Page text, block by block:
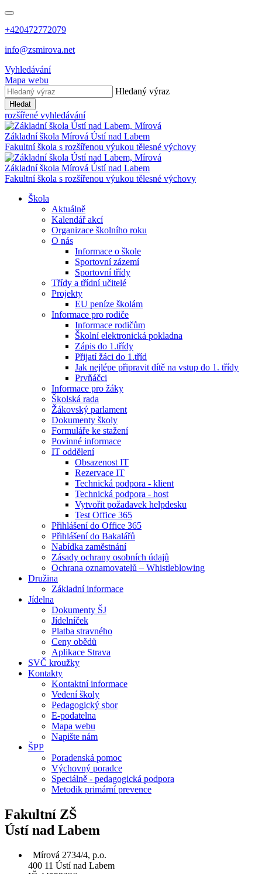
+420472772079
info@zsmirova.net
Vyhledávání
Mapa webu
Hledaný výraz
Hledat
rozšířené vyhledávání
Základní škola Mírová Ústí nad Labem
Fakultní škola s rozšířenou výukou tělesné výchovy
Základní škola Mírová Ústí nad Labem
Fakultní škola s rozšířenou výukou tělesné výchovy
Škola
Aktuálně
Kalendář akcí
Organizace školního roku
O nás
Informace o škole
Sportovní zázemí
Sportovní třídy
Třídy a třídní učitelé
Projekty
EU peníze školám
Informace pro rodiče
Informace rodičům
Školní elektronická pokladna
Zápis do 1.třídy
Přijatí žáci do 1.tříd
Jak nejlépe připravit dítě na vstup do 1. třídy
Prvňáčci
Informace pro žáky
Školská rada
Žákovský parlament
Dokumenty školy
Formuláře ke stažení
Povinné informace
IT oddělení
Obsazenost IT
Rezervace IT
Technická podpora - klient
Technická podpora - host
Vytvořit požadavek helpdesku
Test Office 365
Přihlášení do Office 365
Přihlášení do Bakalářů
Nabídka zaměstnání
Zásady ochrany osobních údajů
Ochrana oznamovatelů – Whistleblowing
Družina
Základní informace
Jídelna
Dokumenty ŠJ
Jídelníček
Platba stravného
Ceny obědů
Aplikace Strava
SVČ kroužky
Kontakty
Kontaktní informace
Vedení školy
Pedagogický sbor
E-podatelna
Mapa webu
Napište nám
ŠPP
Poradenská pomoc
Výchovný poradce
Speciálně - pedagogická podpora
Metodik primární prevence
Fakultní ZŠ
Ústí nad Labem
Mírová 2734/4, p.o.
400 11 Ústí nad Labem